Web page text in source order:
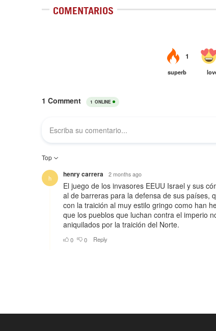
COMENTARIOS